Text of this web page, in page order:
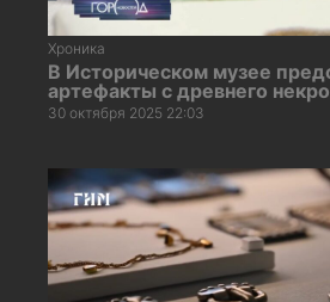
Хроника
В Историческом музее
артефакты с древнего
30 октября 2025 22:03